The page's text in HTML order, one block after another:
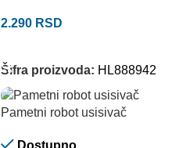
2.290 RSD
Šifra proizvoda: HL888942
Pametni robot usisivač